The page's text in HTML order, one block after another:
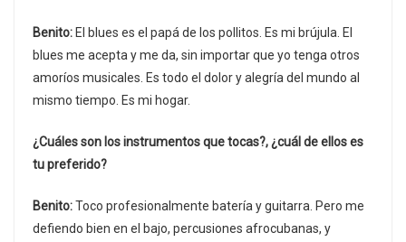
Benito: El blues es el papá de los pollitos. Es mi brújula. El
blues me acepta y me da, sin importar que yo tenga otros
amoríos musicales. Es todo el dolor y alegría del mundo al
mismo tiempo. Es mi hogar.
¿Cuáles son los instrumentos que tocas?, ¿cuál de ellos es
tu preferido?
Benito:Toco profesionalmente batería y guitarra. Pero me
defiendo bien en el bajo, percusiones afrocubanas, y